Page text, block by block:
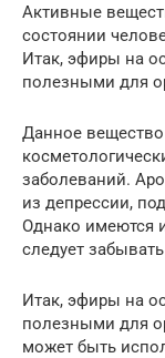
Активные
состоянии
Итак, эфиры на
полезными для
Данное
заболеваний.
из депрессии,
Однако имеются
следует забывать
Итак, эфиры на
полезными для
может быть